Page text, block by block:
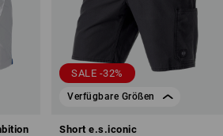
SALE -32%
Verfügbare Größen
Short e.s.iconic